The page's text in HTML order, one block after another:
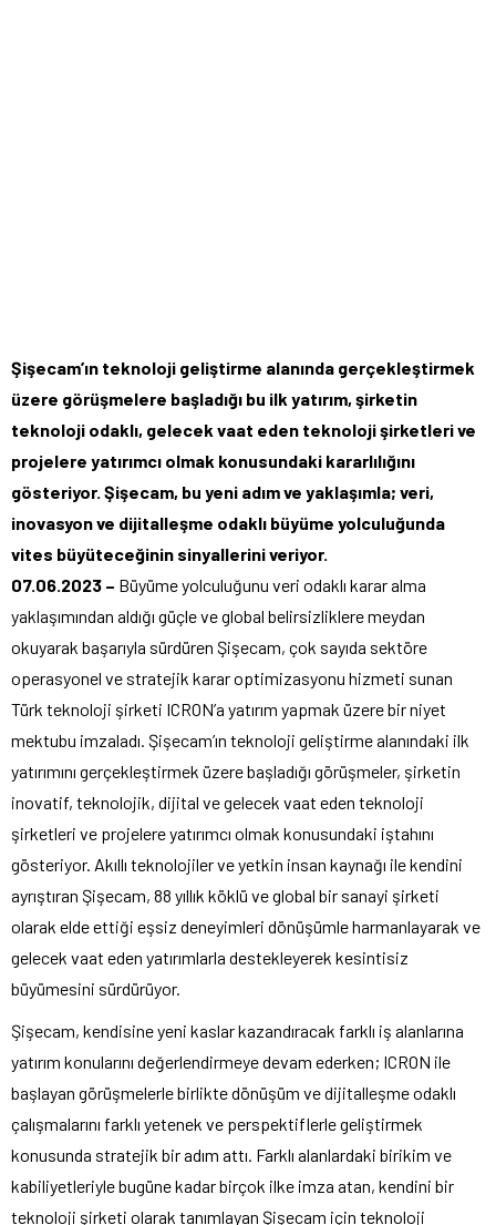
Şişecam’ın teknoloji geliştirme alanında gerçekleştirmek
üzere görüşmelere başladığı bu ilk yatırım, şirketin
teknoloji odaklı, gelecek vaat eden teknoloji şirketleri ve
projelere yatırımcı olmak konusundaki kararlılığını
gösteriyor. Şişecam, bu yeni adım ve yaklaşımla; veri,
inovasyon ve dijitalleşme odaklı büyüme yolculuğunda
vites büyüteceğinin sinyallerini veriyor.
07.06.2023 – Büyüme yolculuğunu veri odaklı karar alma
yaklaşımından aldığı güçle ve global belirsizliklere meydan
okuyarak başarıyla sürdüren Şişecam, çok sayıda sektöre
operasyonel ve stratejik karar optimizasyonu hizmeti sunan
Türk teknoloji şirketi ICRON’a yatırım yapmak üzere bir niyet
mektubu imzaladı. Şişecam’ın teknoloji geliştirme alanındaki ilk
yatırımını gerçekleştirmek üzere başladığı görüşmeler, şirketin
inovatif, teknolojik, dijital ve gelecek vaat eden teknoloji
şirketleri ve projelere yatırımcı olmak konusundaki iştahını
gösteriyor. Akıllı teknolojiler ve yetkin insan kaynağı ile kendini
ayrıştıran Şişecam, 88 yıllık köklü ve global bir sanayi şirketi
olarak elde ettiği eşsiz deneyimleri dönüşümle harmanlayarak ve
gelecek vaat eden yatırımlarla destekleyerek kesintisiz
büyümesini sürdürüyor.
Şişecam, kendisine yeni kaslar kazandıracak farklı iş alanlarına
yatırım konularını değerlendirmeye devam ederken; ICRON ile
başlayan görüşmelerle birlikte dönüşüm ve dijitalleşme odaklı
çalışmalarını farklı yetenek ve perspektiflerle geliştirmek
konusunda stratejik bir adım attı. Farklı alanlardaki birikim ve
kabiliyetleriyle bugüne kadar birçok ilke imza atan, kendini bir
teknoloji şirketi olarak tanımlayan Şişecam için teknoloji